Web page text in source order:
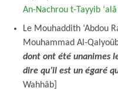
An-Nachrou t-Tayyib
Le Mouhaddith ‘Abdou
Mouhammad Al-
dont ont été unanimes
dire qu’il est un égaré
Wahhâb]